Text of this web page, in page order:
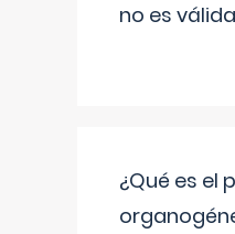
no es
¿Qué es el